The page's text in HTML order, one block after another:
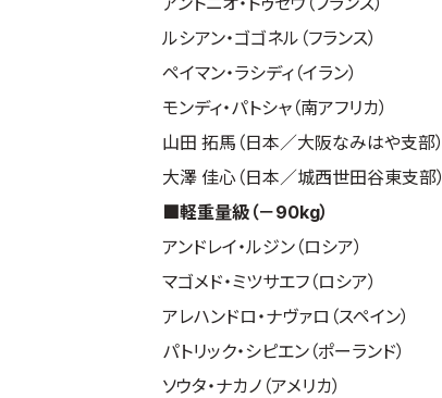
ルシアン・ゴゴネル（フランス）
ペイマン・ラシディ（イラン）
モンディ・パトシャ（南アフリカ）
山田 拓馬（日本／大阪なみはや支部）
大澤 佳心（日本／城西世田谷東支部）
■軽重量級（－90kg）
アンドレイ・ルジン（ロシア）
マゴメド・ミツサエフ（ロシア）
アレハンドロ・ナヴァロ（スペイン）
パトリック・シピエン（ポーランド）
ソウタ・ナカノ（アメリカ）